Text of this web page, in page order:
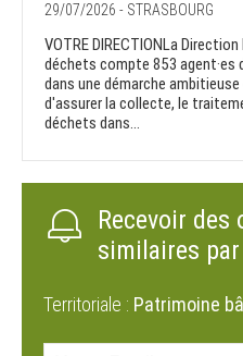
29/07/2026 - STRASBOURG
VOTRE DIRECTIONLa
déchets compte 853
dans une démarche
d'assurer la collecte, le
déchets dans...
Recevoir des
similaires par
Territoriale : Patrimoine